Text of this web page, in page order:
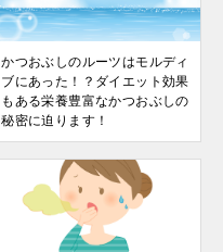
かつおぶしのルーツはモルディ
ブにあった！？ダイエット効果
もある栄養豊富なかつおぶしの
秘密に迫ります！